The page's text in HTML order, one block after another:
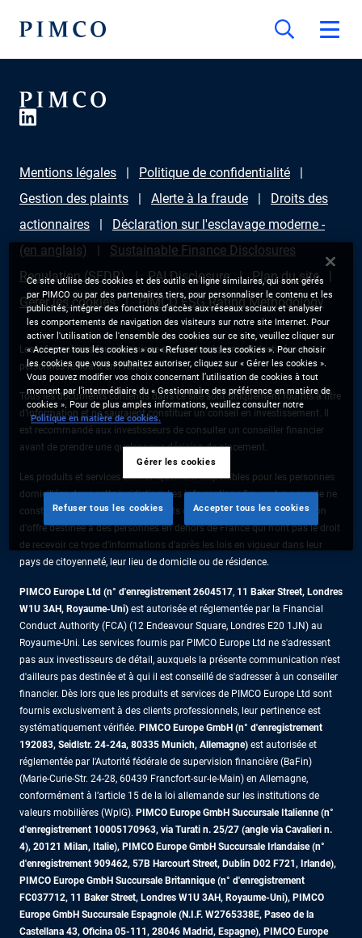
Mentions légales
Politique de confidentialité
Gestion des plaints
Alerte à la fraude
Droits des
actionnaires
Déclaration sur l'esclavage moderne -
(en anglais)
Sustainable Finance Disclosures
Regulation (SFDR)
PAI Disclosure
Plan du site
Gérer les cookies
PIMCO ESG Rating Methodology
Les informations fournies sur ce site sont uniquement destinées aux
personnes résidant en France.
Tous les documents contenus dans ce site sont uniquement fournis à titre
d’information et ne sauraient constituer un conseil en investissement. Il
est recommandé aux investisseurs de consulter un conseiller financier
avant de prendre une quelconque décision de placement.
Les produits et services sont uniquement disponibles pour les personnes
domiciliées dans cette juridiction. Les informations figurant sur ce site ne
constituent pas une offre de produits ou de services ni une sollicitation
d'offre destinée à des personnes en dehors de France qui n'ont pas le droit
de recevoir ce type d'informations d'après les lois en vigueur dans leur
pays de citoyenneté, leur lieu de domicile ou de résidence.
PIMCO Europe Ltd (n° d'enregistrement 2604517, 11 Baker Street, Londres
W1U 3AH, Royaume-Uni) est autorisée et réglementée par la Financial
Conduct Authority (FCA) (12 Endeavour Square, Londres E20 1JN) au
Royaume-Uni. Les services fournis par PIMCO Europe Ltd ne s'adressent
pas aux investisseurs de détail, auxquels la présente communication n'est
d'ailleurs pas destinée et à qui il est conseillé de s'adresser à un conseiller
financier. Dès lors que les produits et services de PIMCO Europe Ltd sont
fournis exclusivement à des clients professionnels, leur pertinence est
systématiquement vérifiée. PIMCO Europe GmbH (n° d'enregistrement
192083, Seidlstr. 24-24a, 80335 Munich, Allemagne) est autorisée et
réglementée par l'Autorité fédérale de supervision financière (BaFin)
(Marie-Curie-Str. 24-28, 60439 Francfort-sur-le-Main) en Allemagne,
conformément à l’article 15 de la loi allemande sur les institutions de
valeurs mobilières (WpIG). PIMCO Europe GmbH Succursale Italienne (n°
d'enregistrement 10005170963, via Turati n. 25/27 (angle via Cavalieri n.
4), 20121 Milan, Italie), PIMCO Europe GmbH Succursale Irlandaise (n°
d'enregistrement 909462, 57B Harcourt Street, Dublin D02 F721, Irlande),
PIMCO Europe GmbH Succursale Britannique (n° d'enregistrement
FC037712, 11 Baker Street, Londres W1U 3AH, Royaume-Uni), PIMCO
Europe GmbH Succursale Espagnole (N.I.F. W2765338E, Paseo de la
Castellana 43, Oficina 05-111, 28046 Madrid, Espagne), PIMCO Europe
Ce site utilise des cookies et des outils en ligne similaires, qui sont gérés
par PIMCO ou par des partenaires tiers, pour personnaliser le contenu et les
publicités, intégrer des fonctions d’accès aux réseaux sociaux et analyser
les comportements de navigation des visiteurs sur notre site Internet. Pour
activer l'utilisation de l'ensemble des cookies sur ce site, veuillez cliquer sur
« Accepter tous les cookies » ou « Refuser tous les cookies ». Pour choisir
les cookies que vous souhaitez autoriser, cliquez sur « Gérer les cookies ».
Vous pouvez modifier vos choix concernant l’utilisation de cookies à tout
moment par l’intermédiaire du « Gestionnaire des préférence en matière de
cookies ». Pour de plus amples informations, veuillez consulter notre
Politique en matière de cookies.
Gérer les cookies
Refuser tous les cookies Accepter tous les cookies